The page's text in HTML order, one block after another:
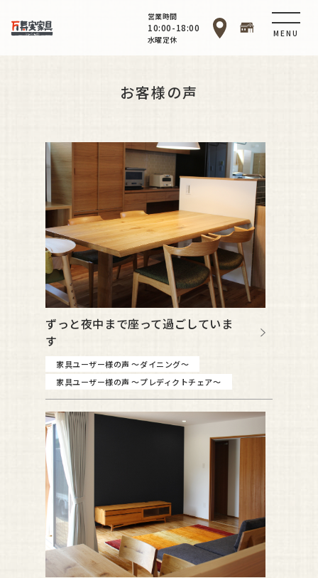
営業時間
10:00-18:00
水曜定休
MENU
お客様の声
ずっと夜中まで座って過ごしていま
す
家具ユーザー様の声 ～ダイニング～
家具ユーザー様の声 ～プレディクトチェア～